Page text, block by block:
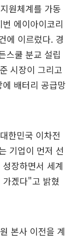
원체계를 가동
에이아이코리
에 이르렀다. 경
스쿨 분교 설립
시장이 그리고
배터리 공급망
한민국 이차전
기업이 먼저 선
장하면서 세계
겠다"고 밝혔
본사 이전을 계